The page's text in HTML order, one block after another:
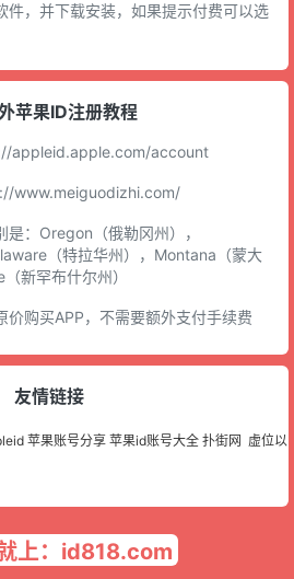
件，并下载安装，如果提示付费可以选
苹果ID注册教程
appleid.apple.com/account
www.meiguodizhi.com/
：Oregon（俄勒冈州），
（特拉华州），Montana（蒙大
新罕布什尔州）
购买APP，不需要额外支付手续费
友情链接
苹果账号分享 苹果id账号大全 扑街网 虚位以
上：id818.com